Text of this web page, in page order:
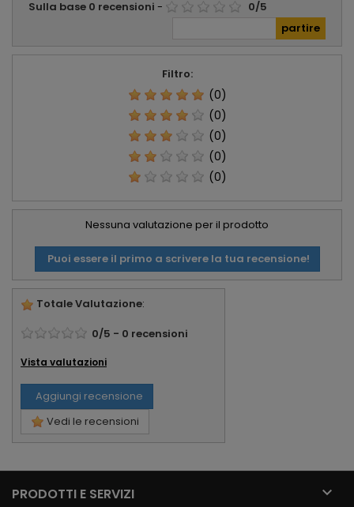
Sulla base 0 recensioni - 0/5
Filtro:
(0)
(0)
(0)
(0)
(0)
Nessuna valutazione per il prodotto
Puoi essere il primo a scrivere la tua recensione!
Totale Valutazione:
0/5 - 0 recensioni
Vista valutazioni
Aggiungi recensione
Vedi le recensioni
PRODOTTI E SERVIZI 